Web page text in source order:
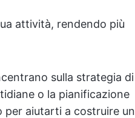
attività, rendendo più
sulla strategia di
o la pianificazione
aiutarti a costruire un